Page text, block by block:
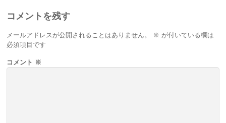
コメントを残す
メールアドレスが公開されることはありません。 ※ が付いている欄は
必須項目です
コメント ※